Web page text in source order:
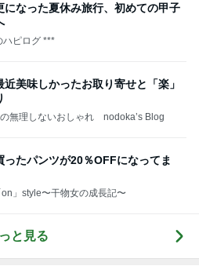
になった夏休み旅行、初めての甲子
*** あやのハピログ ***
近美味しかったお取り寄せと「楽」
50代からの無理しないおしゃれ nodoka’s Blog
ったパンツが20％OFFになってま
」style〜干物女の成長記〜
と見る